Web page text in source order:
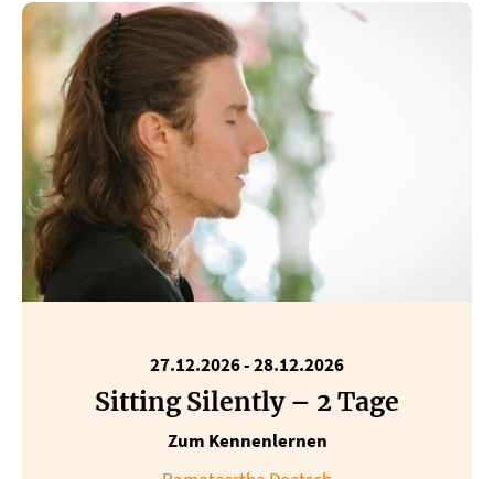
27.12.2026-28.12.2026
Sitting Silently – 2 Tage
Zum Kennenlernen